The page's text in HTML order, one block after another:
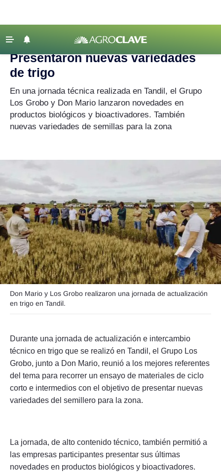
Agricultura
Lechería
Tecnología
Clima
Agronegocios
Mercados
Seguinos
‹ VOLVER
Agroclave Empresas | Los Grobo
Presentaron nuevas variedades
de trigo
En una jornada técnica realizada en Tandil, el Grupo
Los Grobo y Don Mario lanzaron novedades en
productos biológicos y bioactivadores. También
nuevas variedades de semillas para la zona
Don Mario y Los Grobo realizaron una jornada de actualización
en trigo en Tandil.
Durante una jornada de actualización e intercambio
técnico en trigo que se realizó en Tandil, el Grupo Los
Grobo, junto a Don Mario, reunió a los mejores referentes
del tema para recorrer un ensayo de materiales de ciclo
corto e intermedios con el objetivo de presentar nuevas
variedades del semillero para la zona.
La jornada, de alto contenido técnico, también permitió a
las empresas participantes presentar sus últimas
novedades en productos biológicos y bioactivadores.